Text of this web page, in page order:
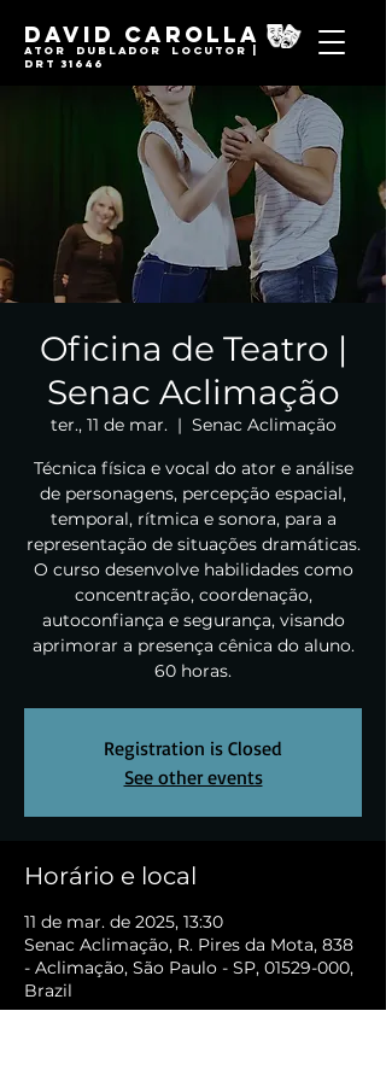
David Carolla
Ator Dublador locutor |
DRT 31646
Oficina de Teatro |
Senac Aclimação
ter., 11 de mar.
  |
Senac Aclimação
Técnica física e vocal do ator e análise
de personagens, percepção espacial,
temporal, rítmica e sonora, para a
representação de situações dramáticas.
O curso desenvolve habilidades como
concentração, coordenação,
autoconfiança e segurança, visando
aprimorar a presença cênica do aluno.
60 horas.
Registration is Closed
See other events
Horário e local
11 de mar. de 2025, 13:30
Senac Aclimação, R. Pires da Mota, 838
- Aclimação, São Paulo - SP, 01529-000,
Brazil